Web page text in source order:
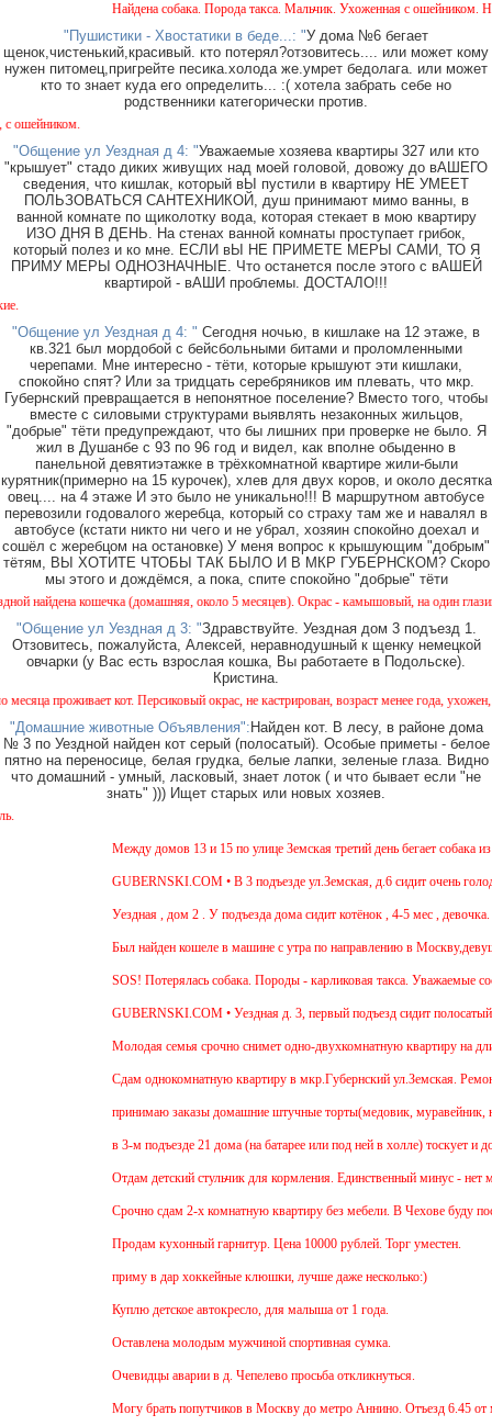
Найдена собака. Порода такса. Мальчик. Ухоженная с ошейником.
"Пушистики - Хвостатики в беде...: "У дома №6 бегает
щенок,чистенький,красивый. кто потерял?отзовитесь.... или может кому
нужен питомец,пригрейте песика.холода же.умрет бедолага. или может
кто то знает куда его определить... :( хотела забрать себе но
родственники категорически против.
"Общение ул Уездная д 4: "Уважаемые хозяева квартиры 327 или кто
"крышует" стадо диких живущих над моей головой, довожу до вАШЕГО
сведения, что кишлак, который вЫ пустили в квартиру НЕ УМЕЕТ
ПОЛЬЗОВАТЬСЯ САНТЕХНИКОЙ, душ принимают мимо ванны, в
ванной комнате по щиколотку вода, которая стекает в мою квартиру
ИЗО ДНЯ В ДЕНЬ. На стенах ванной комнаты проступает грибок,
который полез и ко мне. ЕСЛИ вЫ НЕ ПРИМЕТЕ МЕРЫ САМИ, ТО Я
ПРИМУ МЕРЫ ОДНОЗНАЧНЫЕ. Что останется после этого с вАШЕЙ
квартирой - вАШИ проблемы. ДОСТАЛО!!!
"Общение ул Уездная д 4: " Сегодня ночью, в кишлаке на 12 этаже, в
кв.321 был мордобой с бейсбольными битами и проломленными
черепами. Мне интересно - тёти, которые крышуют эти кишлаки,
спокойно спят? Или за тридцать серебряников им плевать, что мкр.
Губернский превращается в непонятное поселение? Вместо того, чтобы
вместе с силовыми структурами выявлять незаконных жильцов,
"добрые" тёти предупреждают, что бы лишних при проверке не было. Я
жил в Душанбе с 93 по 96 год и видел, как вполне обыденно в
панельной девятиэтажке в трёхкомнатной квартире жили-были
курятник(примерно на 15 курочек), хлев для двух коров, и около десятка
овец.... на 4 этаже И это было не уникально!!! В маршрутном автобусе
перевозили годовалого жеребца, который со страху там же и навалял в
автобусе (кстати никто ни чего и не убрал, хозяин спокойно доехал и
сошёл с жеребцом на остановке) У меня вопрос к крышующим "добрым"
тётям, ВЫ ХОТИТЕ ЧТОБЫ ТАК БЫЛО И В МКР ГУБЕРНСКОМ? Скоро
мы этого и дождёмся, а пока, спите спокойно "добрые" тёти
(домашняя, около 5 месяцев). Окрас - камышовый, на один глазик
"Общение ул Уездная д 3: "Здравствуйте. Уездная дом 3 подъезд 1.
Отзовитесь, пожалуйста, Алексей, неравнодушный к щенку немецкой
овчарки (у Вас есть взрослая кошка, Вы работаете в Подольске).
Кристина.
кот. Персиковый окрас, не кастрирован, возраст менее года, ухожен, явно
"Домашние животные Объявления": Найден кот. В лесу, в районе дома
№ 3 по Уездной найден кот серый (полосатый). Особые приметы - белое
пятно на переносице, белая грудка, белые лапки, зеленые глаза. Видно
что домашний - умный, ласковый, знает лоток ( и что бывает если "не
знать" ))) Ищет старых или новых хозяев.
Между домов 13 и 15 по улице Земская третий день бегает собака из
GUBERNSKI.COM • В 3 подъезде ул.Земская, д.6 сидит очень
Уездная , дом 2 . У подъезда дома сидит котёнок , 4-5 мес , девочка.
Был найден кошеле в машине с утра по направлению в Москву,девушка
SOS! Потерялась собака. Породы - карликовая такса. Уважаемые
GUBERNSKI.COM • Уездная д. 3, первый подъезд сидит
Молодая семья срочно снимет одно-двухкомнатную квартиру на
Cдам однокомнатную квартиру в мкр.Губернский ул.Земская. Ремонт от
принимаю заказы домашние штучные торты(медовик, муравейник,
в 3-м подъезде 21 дома (на батарее или под ней в холле) тоскует и
Отдам детский стульчик для кормления. Единственный минус - нет
Срочно сдам 2-х комнатную квартиру без мебели. В Чехове буду после
Продам кухонный гарнитур. Цена 10000 рублей. Торг уместен.
приму в дар хоккейные клюшки, лучше даже несколько:)
Куплю детское автокресло, для малыша от 1 года.
Оставлена молодым мужчиной спортивная сумка.
Очевидцы аварии в д. Чепелево просьба откликнуться.
Могу брать попутчиков в Москву до метро Аннино. Отъезд 6.45 от